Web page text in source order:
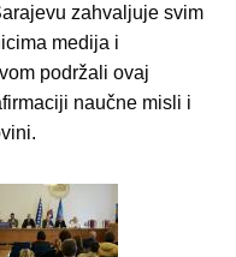
zahvaljuje svim
medija i
podržali ovaj
naučne misli i